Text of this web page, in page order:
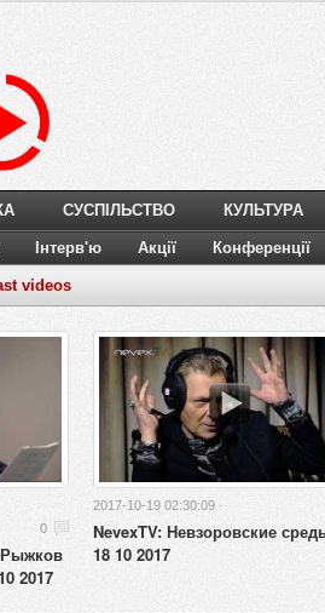
СУСПІЛЬСТВО КУЛЬТУРА
Інтерв'ю Акції Конференції
videos
0
2017
2017-10-19 02:30:09 ·
NevexTV: Невзоровские
18 10 2017